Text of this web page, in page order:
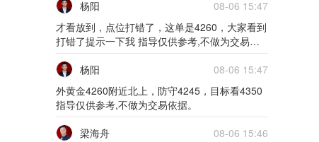
5m
5m
01月28日0128货币
杨阳
08-06 15:47
才看放到，点位打错了，这单是4260，大家看到
打错了提示一下我 指导仅供参考,不做为交易依
据。
杨阳
08-06 15:47
外黄金4260附近北上，防守4245，目标看4350
指导仅供参考,不做为交易依据。
梁海舟
08-06 15:46